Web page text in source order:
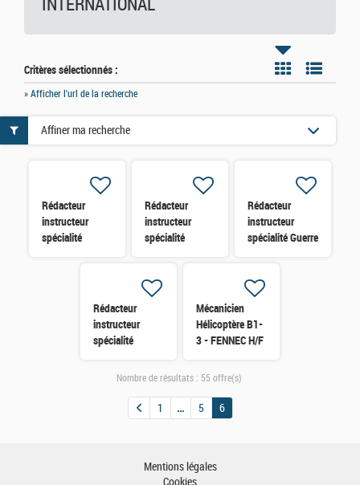
INTERNATIONAL
Critères sélectionnés :
» Afficher l'url de la recherche
Rédacteur
instructeur
spécialité
Rédacteur
instructeur
spécialité
Rédacteur
instructeur
spécialité Guerre
Rédacteur
instructeur
spécialité
Mécanicien
Hélicoptère B1-
3 - FENNEC H/F
Affiner ma recherche
Nombre de résultats : 55 offre(s)
1 5 6
Mentions légales
Cookies